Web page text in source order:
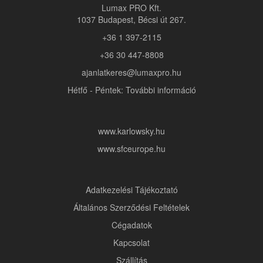
Lumax PRO Kft.
1037 Budapest, Bécsi út 267.
+36 1 397-2115
+36 30 447-8808
ajanlatkeres@lumaxpro.hu
Hétfő - Péntek: További információ
www.karlowsky.hu
www.sfceurope.hu
Adatkezelési Tájékoztató
Általános Szerződési Feltételek
Cégadatok
Kapcsolat
Szállítás